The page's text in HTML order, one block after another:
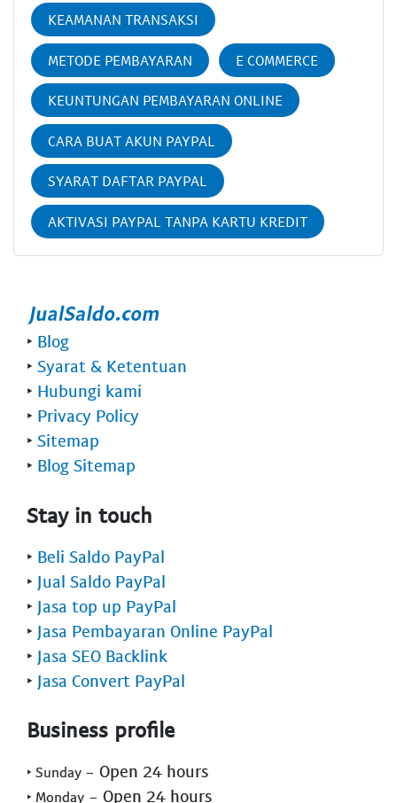
KEAMANAN TRANSAKSI
METODE PEMBAYARAN E COMMERCE
KEUNTUNGAN PEMBAYARAN ONLINE
CARA BUAT AKUN PAYPAL
SYARAT DAFTAR PAYPAL
AKTIVASI PAYPAL TANPA KARTU KREDIT
‣ Blog
‣ Syarat & Ketentuan
‣ Hubungi kami
‣ Privacy Policy
‣ Sitemap
‣ Blog Sitemap
Stay in touch
‣ Beli Saldo PayPal
‣ Jual Saldo PayPal
‣ Jasa top up PayPal
‣ Jasa Pembayaran Online PayPal
‣ Jasa SEO Backlink
‣ Jasa Convert PayPal
Business profile
‣ Sunday - Open 24 hours
‣ Monday - Open 24 hours